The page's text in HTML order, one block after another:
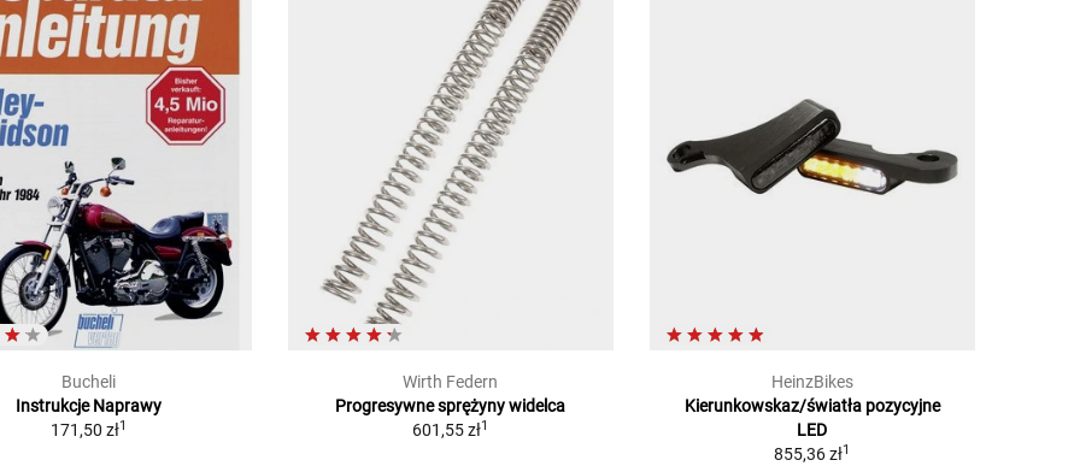
Bucheli
Instrukcje Naprawy
171,50 zł1
Wirth Federn
Progresywne sprężyny widelca
601,55 zł1
HeinzBikes
Kierunkowskaz/światła pozycyjne
LED
855,36 zł1